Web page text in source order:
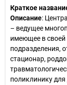
Краткое
Описание:
– ведущее
имеющее в своей
подразделения,
стационар,
поликлинику